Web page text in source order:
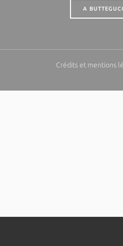
A
Crédits et mentions